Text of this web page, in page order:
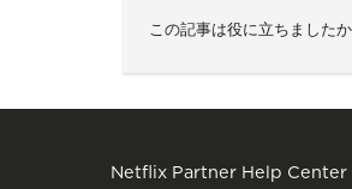
この記事は役に立ちましたか
Netflix Partner Help Center